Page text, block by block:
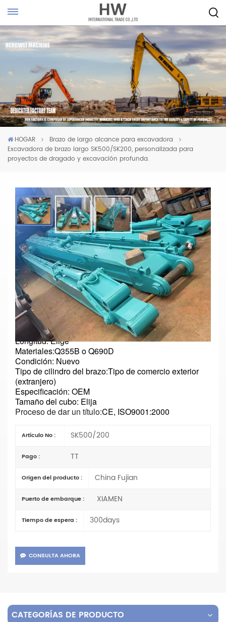
HOGAR
Brazo de largo alcance para excavadora
Excavadora de brazo largo SK500/SK200, personalizada para
proyectos de dragado y excavación profunda.
Excavadora De Brazo Largo
SK500/SK200, Personalizada Para
Proyectos De Dragado Y Excavación
Profunda.
Parámetros principales
N.º de modelo: SK200/SK500
Tipo:
Excavadora de largo alcance
Longitud: Elige
Materiales:Q355B o Q690D
Condición: Nuevo
Tipo de cilindro del brazo:Tipo de comercio exterior
(extranjero)
Especificación: OEM
Tamaño del cubo: Elija
Proceso de dar un título:CE, ISO9001:2000
Artículo No : SK500/200
Pago : TT
Origen del producto : China Fujian
Puerto de embarque : XIAMEN
Tiempo de espera : 300days
CONSULTA AHORA
CATEGORÍAS DE PRODUCTO